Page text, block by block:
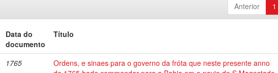
Anterior 1
Data do
documento
Título
1765
Ordens, e sinaes para o governo da fróta que neste presente anno